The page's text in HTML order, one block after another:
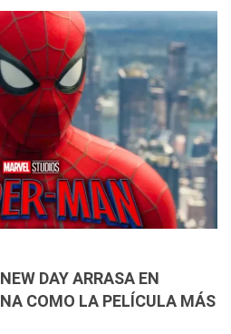
DAY ARRASA EN
COMO LA PELÍCULA MÁS